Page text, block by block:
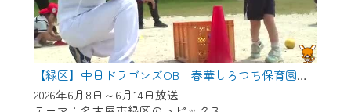
【緑区】中日ドラゴンズOB 春華しろつち保育園で野球教室
2026年6月8日～6月14日放送